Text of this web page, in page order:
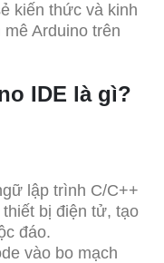
kiến thức và kinh
Arduino trên
IDE là gì?
lập trình C/C++
bị điện tử, tạo
đáo.
vào bo mạch